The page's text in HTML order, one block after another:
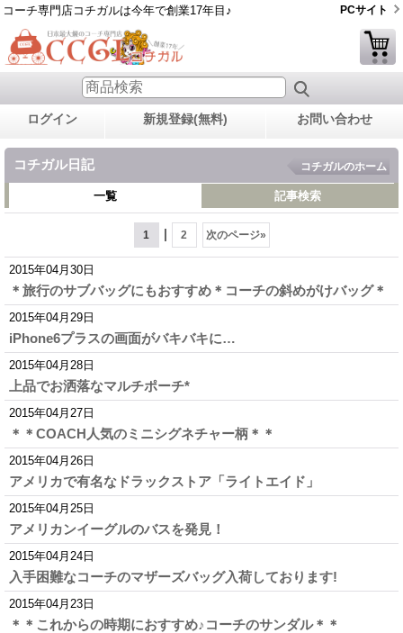
コーチ専門店コチガルは今年で創業17年目♪ PCサイト
ログイン 新規登録(無料) お問い合わせ
コチガル日記 コチガルのホーム
一覧 記事検索
1 | 2 次のページ»
2015年04月30日
＊旅行のサブバッグにもおすすめ＊コーチの斜めがけバッグ＊
2015年04月29日
iPhone6プラスの画面がバキバキに…
2015年04月28日
上品でお洒落なマルチポーチ*
2015年04月27日
＊＊COACH人気のミニシグネチャー柄＊＊
2015年04月26日
アメリカで有名なドラックストア「ライトエイド」
2015年04月25日
アメリカンイーグルのバスを発見！
2015年04月24日
入手困難なコーチのマザーズバッグ入荷しております!
2015年04月23日
＊＊これからの時期におすすめ♪コーチのサンダル＊＊